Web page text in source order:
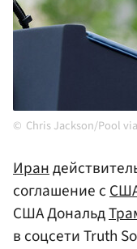
Chris Jackson/Pool
Иран
соглашение с
США Дональд
в соцсети Truth